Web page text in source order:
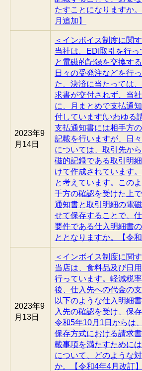
たすことになりますか
月追加】
2023年9
月14日
＜インボイス制度に関
当社は、EDI取引を行
と電磁的記録を交換する
日々の受発注などを行
た、決済に当たっては
求書が交付されず、当
に、月まとめで支払通
付しています(いわゆる
支払通知書には相手方
記載を行いますが、日
については、取引先か
磁的記録である取引明
けて作成されています
と考えています。この
手方の確認を受けた上
通知書と取引明細の電
せて保存することで、
要件である仕入明細書
ととなりますか。【令
2023年9
月13日
＜インボイス制度に関
当店は、食料品及び日
行っています。軽減税
後、仕入先への代金の支
以下のような仕入明細
入先の確認を受け、保
令和5年10月1日からは
保存方式における請求
載事項を満たすために
について、どのような
か。【令和4年4月改訂】